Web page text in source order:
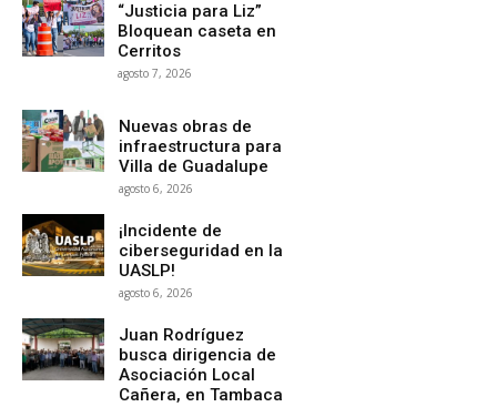
“Justicia para Liz”
Bloquean caseta en
Cerritos
agosto 7, 2026
Nuevas obras de
infraestructura para
Villa de Guadalupe
agosto 6, 2026
¡Incidente de
ciberseguridad en la
UASLP!
agosto 6, 2026
Juan Rodríguez
busca dirigencia de
Asociación Local
Cañera, en Tambaca